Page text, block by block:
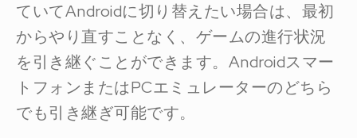
ていてAndroidに切り替えたい場合は、最初
からやり直すことなく、ゲームの進行状況
を引き継ぐことができます。Androidスマー
トフォンまたはPCエミュレーターのどちら
でも引き継ぎ可能です。